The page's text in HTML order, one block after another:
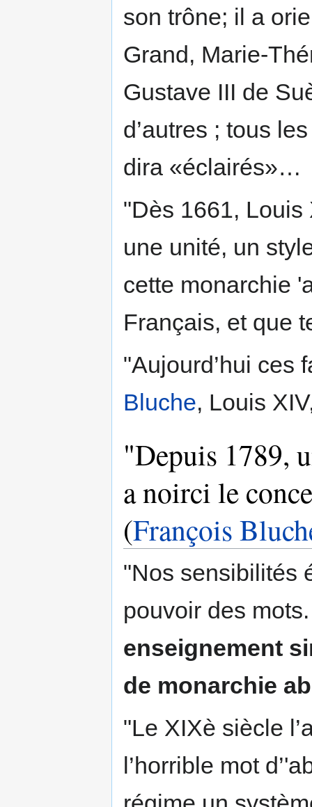
son trône; il a
Grand, Marie-
Gustave III de
d’autres ; tous
dira «éclairés»…
"Dès 1661, Louis
une unité, un
cette monarchie
Français, et que
"Aujourd’hui ces
Bluche, Louis
"Depuis 1789,
a noirci le
(François
"Nos sensibilités
pouvoir des
enseignement
de monarchie
"Le XIXè siècle
l’horrible mot